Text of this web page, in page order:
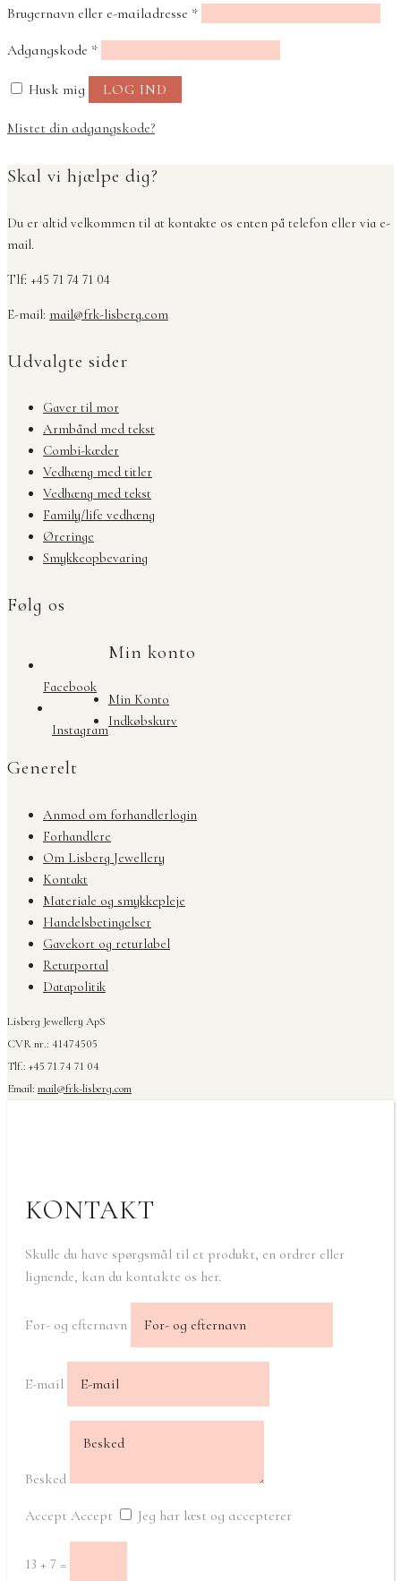
Brugernavn eller e-mailadresse *Påkrævet
Adgangskode *Påkrævet
Husk mig LOG IND
Mistet din adgangskode?
Skal vi hjælpe dig?
Du er altid velkommen til at kontakte os enten på telefon eller via e-
mail.
Tlf: +45 71 74 71 04
E-mail: mail@frk-lisberg.com
Udvalgte sider
Gaver til mor
Armbånd med tekst
Combi-kæder
Vedhæng med titler
Vedhæng med tekst
Family/life vedhæng
Øreringe
Smykkeopbevaring
Følg os
Facebook
Instagram
Min konto
Min Konto
Indkøbskurv
Generelt
Anmod om forhandlerlogin
Forhandlere
Om Lisberg Jewellery
Kontakt
Materiale og smykkepleje
Handelsbetingelser
Gavekort og returlabel
Returportal
Datapolitik
Lisberg Jewellery ApS
CVR nr.: 41474505
Tlf.: +45 71 74 71 04
Email: mail@frk-lisberg.com
KONTAKT
Skulle du have spørgsmål til et produkt, en ordrer eller
lignende, kan du kontakte os her.
For- og efternavn
E-mail
Besked
Accept Accept Jeg har læst og accepterer
13 + 7 =